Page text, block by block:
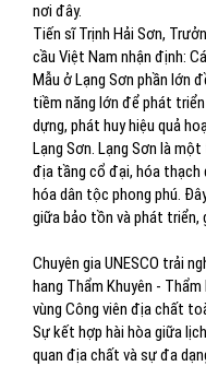
nơi đây.
Tiến sĩ Trịnh Hải Sơn,
cầu Việt Nam nhận định:
Mẫu ở Lạng Sơn phần lớn
tiềm năng lớn để phát
dựng, phát huy hiệu quả
Lạng Sơn. Lạng Sơn là
địa tầng cổ đại, hóa thạch
hóa dân tộc phong phú.
giữa bảo tồn và phát triển,
Chuyên gia UNESCO trải
hang Thẩm Khuyên -
vùng Công viên địa chất
Sự kết hợp hài hòa giữa
quan địa chất và sự đa